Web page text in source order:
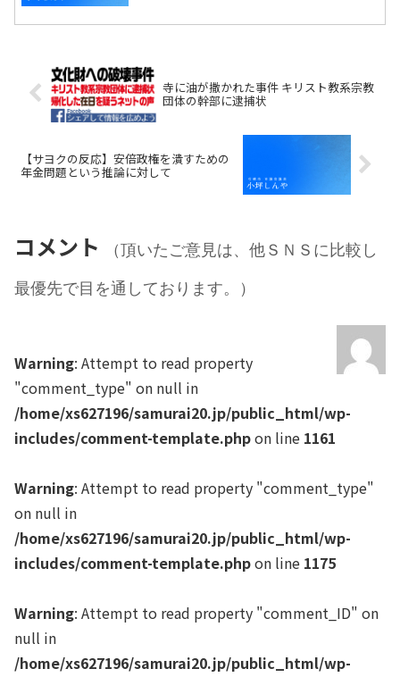
寺に油が撒かれた事件 キリスト教系宗教
団体の幹部に逮捕状
【サヨクの反応】安倍政権を潰すための
年金問題という推論に対して
コメント
（頂いたご意見は、他ＳＮＳに比較し
最優先で目を通しております。）
Warning: Attempt to read property
"comment_type" on null in
/home/xs627196/samurai20.jp/public_html/wp-
includes/comment-template.phpon line 1161
Warning: Attempt to read property "comment_type"
on null in
/home/xs627196/samurai20.jp/public_html/wp-
includes/comment-template.phpon line 1175
Warning: Attempt to read property "comment_ID" on
null in
/home/xs627196/samurai20.jp/public_html/wp-